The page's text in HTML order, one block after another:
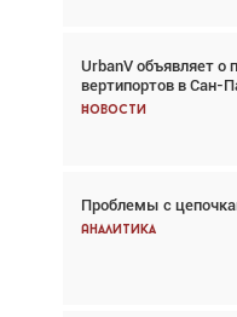
UrbanV объявляет о
вертипортов в Сан-
Новости
Проблемы с
Аналитика
Авиационный
говорит сама за
Новости
Впервые с 2024
снижается три